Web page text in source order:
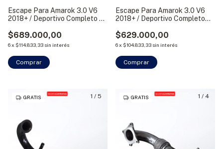
Escape Para Amarok 3.0 V6
2018+ / Deportivo Completo 3"
$689.000,00
6x $114.833,33 sin interés
Escape Para Amarok 3.0 V6
2018+ / Deportivo Completo
$629.000,00
6x $104.833,33 sin interés
1 / 5
GRATIS 1 / 4
GRATIS